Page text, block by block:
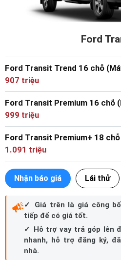
Transit được thiết kế rộng rãi,
nghi cùng công nghệ hiện đại, đáp
Ford Transit mới được trang bị
đến 171 mã lực và mô-men xoắn
này mang lại khả năng vận hành
đảm bảo tiết kiệm nhiên liệu vượt
bản của xe đều được trang bị loạt
minh và an toàn đem đến sự yên
Ford
Ford Transit Trend 16 chỗ
907 triệu
Ford Transit Premium 16 chỗ
999 triệu
Ford Transit Premium+ 18
1.091 triệu
Nhận báo giá Lái thử
✓ Giá trên là giá công
tiếp để có giá tốt.
✓ Hỗ trợ vay trả góp lên
nhanh, hỗ trợ đăng ký,
nhà.